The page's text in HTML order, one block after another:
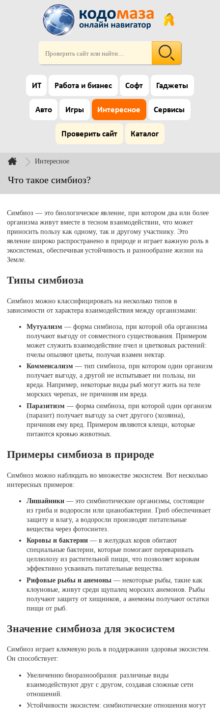
ИТ Работа и бизнес Софт Гаджеты
Авто Игры Интересное Сервисы
Проверить сайт Каталог
Интересное
Что такое симбиоз?
Симбиоз — это биологическое явление, при котором два или более
организма живут вместе в тесном взаимодействии, что может
приносить пользу как одному, так и другому участнику. Это
явление широко распространено в природе и играет важную роль в
экосистемах, обеспечивая устойчивость и разнообразие жизни на
Земле.
Типы симбиоза
Симбиоз можно классифицировать на несколько типов в
зависимости от характера взаимодействия между организмами:
Мутуализм — форма симбиоза, при которой оба организма
получают выгоду от совместного существования. Примером
может служить взаимодействие пчел и цветковых растений:
пчелы опыляют цветы, получая взамен нектар.
Комменсализм — тип симбиоза, при котором один организм
получает выгоду, а другой не испытывает ни пользы, ни
вреда. Например, некоторые виды рыб могут жить на теле
морских черепах, не причиняя им вреда.
Паразитизм — форма симбиоза, при которой один организм
(паразит) получает выгоду за счет другого (хозяина),
причиняя ему вред. Примером являются клещи, которые
питаются кровью животных.
Примеры симбиоза в природе
Симбиоз можно наблюдать во множестве экосистем. Вот несколько
интересных примеров:
Лишайники — это симбиотические организмы, состоящие
из гриба и водоросли или цианобактерии. Гриб обеспечивает
защиту и влагу, а водоросли производят питательные
вещества через фотосинтез.
Коровы и бактерии — в желудках коров обитают
специальные бактерии, которые помогают переваривать
целлюлозу из растительной пищи, что позволяет коровам
эффективно усваивать питательные вещества.
Рифовые рыбы и анемоны — некоторые рыбы, такие как
клоуновые, живут среди щупалец морских анемонов. Рыбы
получают защиту от хищников, а анемоны получают остатки
пищи от рыб.
Значение симбиоза для экосистем
Симбиоз играет ключевую роль в поддержании здоровья экосистем.
Он способствует:
Увеличению биоразнообразия: различные виды
взаимодействуют друг с другом, создавая сложные сети
отношений.
Устойчивости экосистем: симбиотические отношения могут